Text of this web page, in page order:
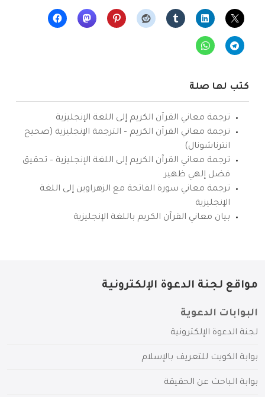
كتب لها صلة
ترجمة معاني القرآن الكريم إلى اللغة الإنجليزية
ترجمة معاني القرآن الكريم – الترجمة الإنجليزية (صحيح
انترناشونال)
ترجمة معاني القرآن الكريم إلى اللغة الإنجليزية – تحقيق
فضل إلهي ظهير
ترجمة معاني سورة الفاتحة مع الزهراوين إلى اللغة
الإنجليزية
بيان معاني القرآن الكريم باللغة الإنجليزية
مواقع لجنة الدعوة الإلكترونية
البوابات الدعوية
لجنة الدعوة الإلكترونية
بوابة الكويت للتعريف بالإسلام
بوابة الباحث عن الحقيقة